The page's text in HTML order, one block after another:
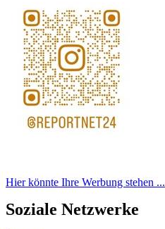
Hier könnte Ihre Werbung stehen ...
Soziale Netzwerke